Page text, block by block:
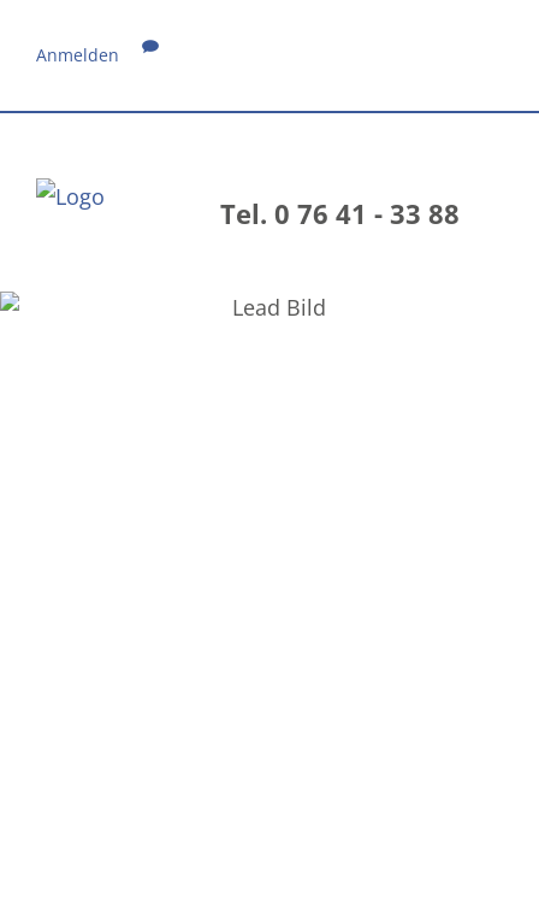
Anmelden
Tel. 0 76 41 - 33 88